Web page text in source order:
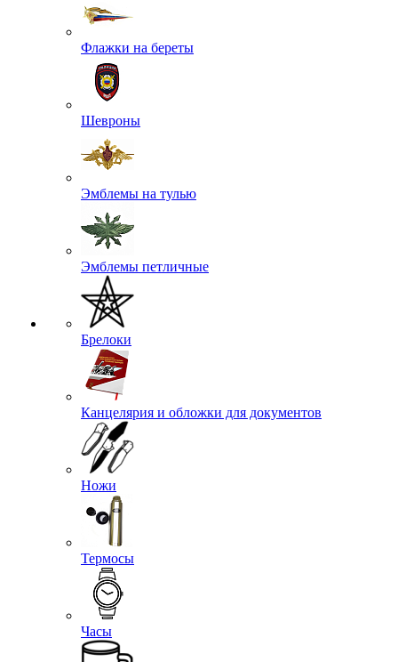
Флажки на береты
Шевроны
Эмблемы на тулью
Эмблемы петличные
Брелоки
Канцелярия и обложки для документов
Ножи
Термосы
Часы